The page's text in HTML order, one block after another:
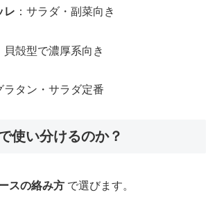
レ ：サラダ・副菜向き
貝殻型で濃厚系向き
ラタン・サラダ定番
使い分けるのか？
スの絡み方 で選びます。